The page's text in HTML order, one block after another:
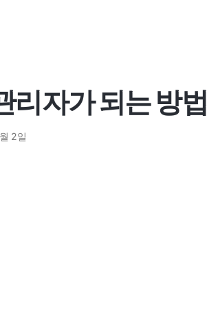
리자가 되는 방법
2일